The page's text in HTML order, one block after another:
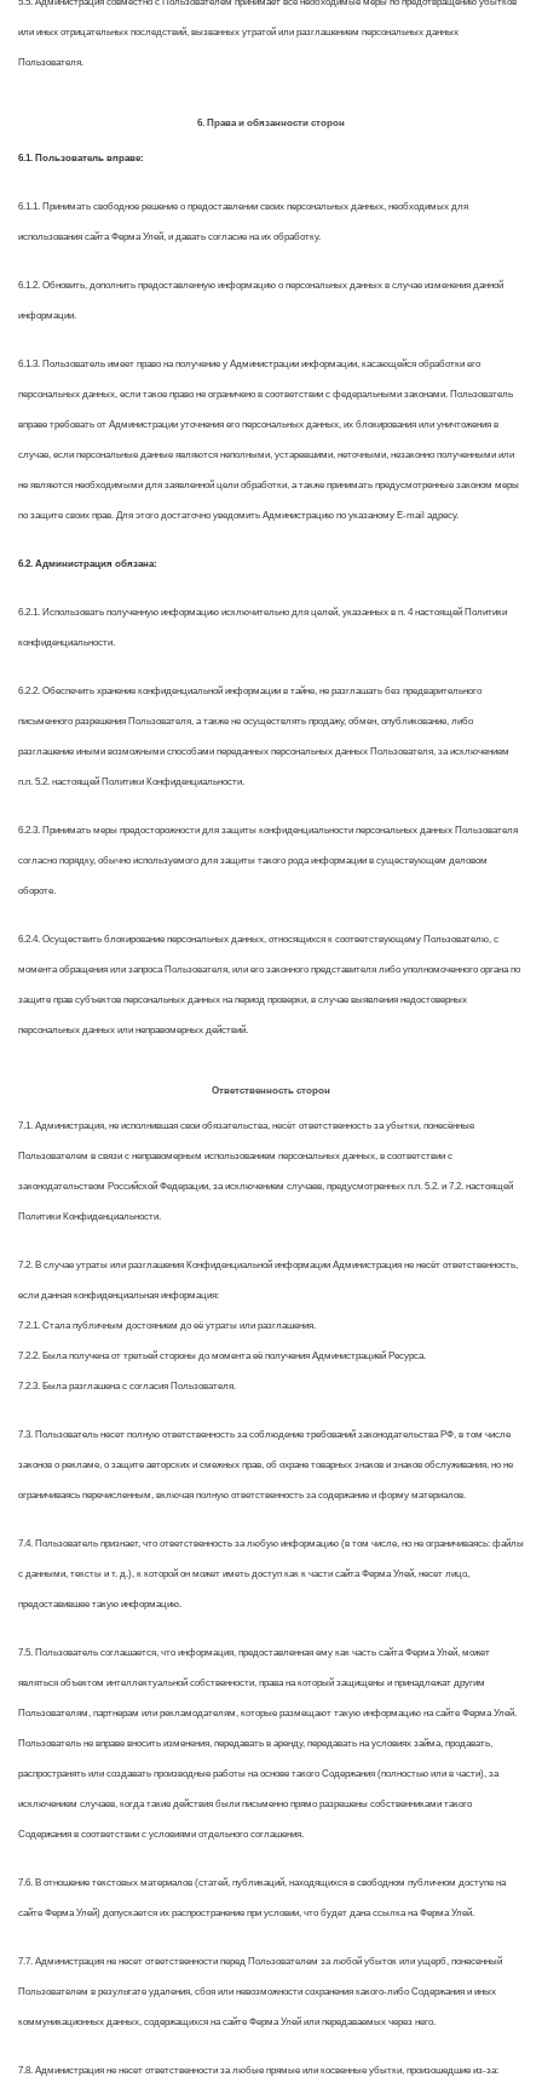
или иных отрицательных последствий, вызванных утратой или разглашением персональных данных
Пользователя.
6. Права и обязанности сторон
6.1. Пользователь вправе:
6.1.1. Принимать свободное решение о предоставлении своих персональных данных, необходимых для
использования сайта Ферма Улей, и давать согласие на их обработку.
6.1.2. Обновить, дополнить предоставленную информацию о персональных данных в случае изменения данной
информации.
6.1.3. Пользователь имеет право на получение у Администрации информации, касающейся обработки его
персональных данных, если такое право не ограничено в соответствии с федеральными законами. Пользователь
вправе требовать от Администрации уточнения его персональных данных, их блокирования или уничтожения в
случае, если персональные данные являются неполными, устаревшими, неточными, незаконно полученными или
не являются необходимыми для заявленной цели обработки, а также принимать предусмотренные законом меры
по защите своих прав. Для этого достаточно уведомить Администрацию по указаному E-mail адресу.
6.2. Администрация обязана:
6.2.1. Использовать полученную информацию исключительно для целей, указанных в п. 4 настоящей Политики
конфиденциальности.
6.2.2. Обеспечить хранение конфиденциальной информации в тайне, не разглашать без предварительного
письменного разрешения Пользователя, а также не осуществлять продажу, обмен, опубликование, либо
разглашение иными возможными способами переданных персональных данных Пользователя, за исключением
п.п. 5.2. настоящей Политики Конфиденциальности.
6.2.3. Принимать меры предосторожности для защиты конфиденциальности персональных данных Пользователя
согласно порядку, обычно используемого для защиты такого рода информации в существующем деловом
обороте.
6.2.4. Осуществить блокирование персональных данных, относящихся к соответствующему Пользователю, с
момента обращения или запроса Пользователя, или его законного представителя либо уполномоченного органа по
защите прав субъектов персональных данных на период проверки, в случае выявления недостоверных
персональных данных или неправомерных действий.
Ответственность сторон
7.1. Администрация, не исполнившая свои обязательства, несёт ответственность за убытки, понесённые
Пользователем в связи с неправомерным использованием персональных данных, в соответствии с
законодательством Российской Федерации, за исключением случаев, предусмотренных п.п. 5.2. и 7.2. настоящей
Политики Конфиденциальности.
7.2. В случае утраты или разглашения Конфиденциальной информации Администрация не несёт ответственность,
если данная конфиденциальная информация:
7.2.1. Стала публичным достоянием до её утраты или разглашения.
7.2.2. Была получена от третьей стороны до момента её получения Администрацией Ресурса.
7.2.3. Была разглашена с согласия Пользователя.
7.3. Пользователь несет полную ответственность за соблюдение требований законодательства РФ, в том числе
законов о рекламе, о защите авторских и смежных прав, об охране товарных знаков и знаков обслуживания, но не
ограничиваясь перечисленным, включая полную ответственность за содержание и форму материалов.
7.4. Пользователь признает, что ответственность за любую информацию (в том числе, но не ограничиваясь: файлы
с данными, тексты и т. д.), к которой он может иметь доступ как к части сайта Ферма Улей, несет лицо,
предоставившее такую информацию.
7.5. Пользователь соглашается, что информация, предоставленная ему как часть сайта Ферма Улей, может
являться объектом интеллектуальной собственности, права на который защищены и принадлежат другим
Пользователям, партнерам или рекламодателям, которые размещают такую информацию на сайте Ферма Улей.
Пользователь не вправе вносить изменения, передавать в аренду, передавать на условиях займа, продавать,
распространять или создавать производные работы на основе такого Содержания (полностью или в части), за
исключением случаев, когда такие действия были письменно прямо разрешены собственниками такого
Содержания в соответствии с условиями отдельного соглашения.
7.6. В отношение текстовых материалов (статей, публикаций, находящихся в свободном публичном доступе на
сайте Ферма Улей) допускается их распространение при условии, что будет дана ссылка на Ферма Улей.
7.7. Администрация не несет ответственности перед Пользователем за любой убыток или ущерб, понесенный
Пользователем в результате удаления, сбоя или невозможности сохранения какого-либо Содержания и иных
коммуникационных данных, содержащихся на сайте Ферма Улей или передаваемых через него.
7.8. Администрация не несет ответственности за любые прямые или косвенные убытки, произошедшие из-за: